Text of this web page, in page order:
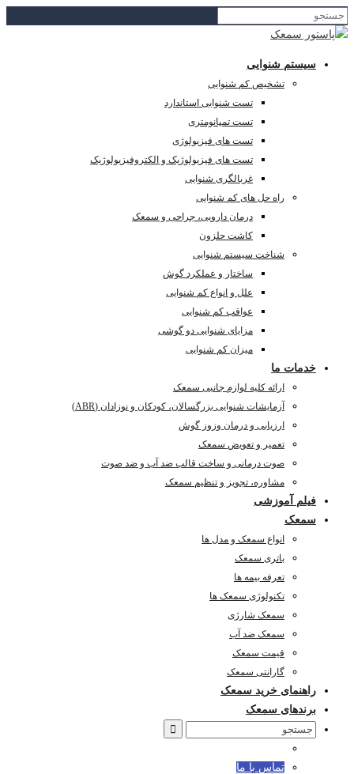
سیستم شنوایی
تشخیص کم شنوایی
تست شنوایی استاندارد
تست تمپانومتری
تست های فیزیولوژی
تست های فیزیولوژیک و الکتروفیزیولوژیک
غربالگری شنوایی
راه حل های کم شنوایی
درمان دارویی، جراحی و سمعک
کاشت حلزون
شناخت سیستم شنوایی
ساختار و عملکرد گوش
علل و انواع کم شنوایی
عواقب کم شنوایی
مزایای شنوایی دو گوشی
میزان کم شنوایی
خدمات ما
ارائه کلیه لوازم جانبی سمعک
آزمایشات شنوایی بزرگسالان، کودکان و نوزادان (ABR)
ارزیابی و درمان وزوز گوش
تعمیر و تعویض سمعک
صوت درمانی و ساخت قالب ضد آب و ضد صوت
مشاوره، تجویز و تنظیم سمعک
فیلم آموزشی
سمعک
انواع سمعک و مدل ها
باتری سمعک
تعرفه بیمه ها
تکنولوژی سمعک ها
سمعک شارژی
سمعک ضد آب
قیمت سمعک
گارانتی سمعک
راهنمای خرید سمعک
برندهای سمعک
Search
تماس با ما